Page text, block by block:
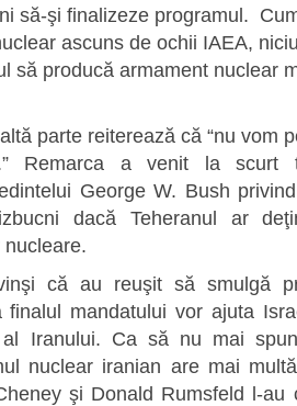
să-şi finalizeze programul.
ascuns de ochii IAEA,
să producă armament nuclear
parte reiterează că “nu vom
Remarca a venit la scurt
George W. Bush
dacă Teheranul ar
că au reuşit să smulgă
finalul mandatului vor ajuta
al Iranului. Ca să nu mai
nuclear iranian are mai
şi Donald Rumsfeld l-au